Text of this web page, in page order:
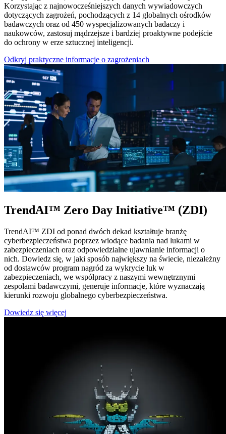
Korzystając z najnowocześniejszych danych wywiadowczych
dotyczących zagrożeń, pochodzących z 14 globalnych ośrodków
badawczych oraz od 450 wyspecjalizowanych badaczy i
naukowców, zastosuj mądrzejsze i bardziej proaktywne podejście
do ochrony w erze sztucznej inteligencji.​​​​
Odkryj praktyczne informacje o zagrożeniach
TrendAI™ Zero Day Initiative™ (ZDI)
TrendAI™ ZDI od ponad dwóch dekad kształtuje branżę
cyberbezpieczeństwa poprzez wiodące badania nad lukami w
zabezpieczeniach oraz odpowiedzialne ujawnianie informacji o
nich. Dowiedz się, w jaki sposób największy na świecie, niezależny
od dostawców program nagród za wykrycie luk w
zabezpieczeniach, we współpracy z naszymi wewnętrznymi
zespołami badawczymi, generuje informacje, które wyznaczają
kierunki rozwoju globalnego cyberbezpieczeństwa.​
Dowiedz się więcej